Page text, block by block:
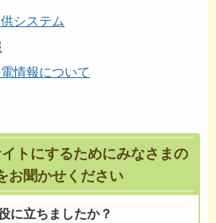
システム
情報について
トにするためにみなさまの
お聞かせください
に立ちましたか？